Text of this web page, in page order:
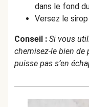
dans le fond
Versez le
Conseil : Si vous
chemisez-le bien de
puisse pas s’en